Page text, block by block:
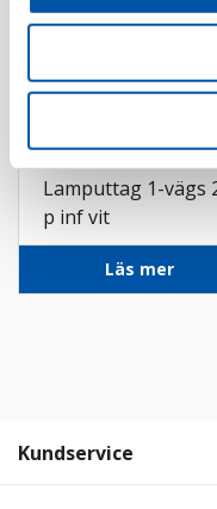
Lamputtag 1-vägs
p inf vit
Läs mer
Kundservice